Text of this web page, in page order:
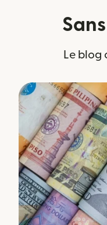
Le blog